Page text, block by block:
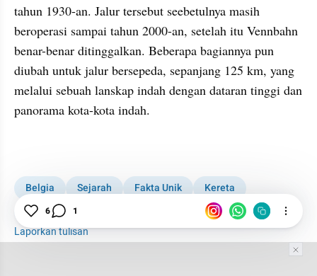
tahun 1930-an. Jalur tersebut seebetulnya masih
beroperasi sampai tahun 2000-an, setelah itu Vennbahn
benar-benar ditinggalkan. Beberapa bagiannya pun
diubah untuk jalur bersepeda, sepanjang 125 km, yang
melalui sebuah lanskap indah dengan dataran tinggi dan
panorama kota-kota indah.
Belgia Sejarah Fakta Unik
Kereta
Jerman
Laporkan tulisan
6 1